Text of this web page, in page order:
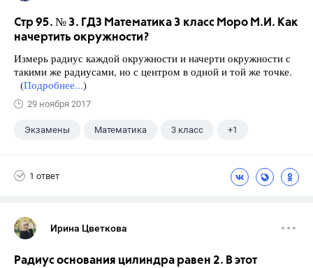
Стр 95. № 3. ГДЗ Математика 3 класс Моро М.И. Как
начертить окружности?
Измерь радиус каждой окружности и начерти окружности с
такими же радиусами, но с центром в одной и той же точке.
(Подробнее...)
29 ноября 2017
Экзамены Математика 3 класс +1
1 ответ
Ирина Цветкова
Радиус основания цилиндра равен 2. В этот